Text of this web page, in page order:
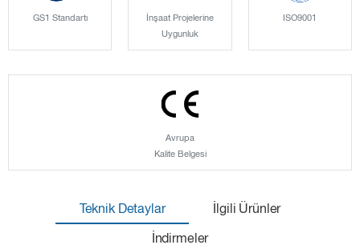
GS1 Standartı
İnşaat Projelerine
Uygunluk
ISO9001
Avrupa
Kalite Belgesi
Teknik Detaylar
İlgili Ürünler
İndirmeler